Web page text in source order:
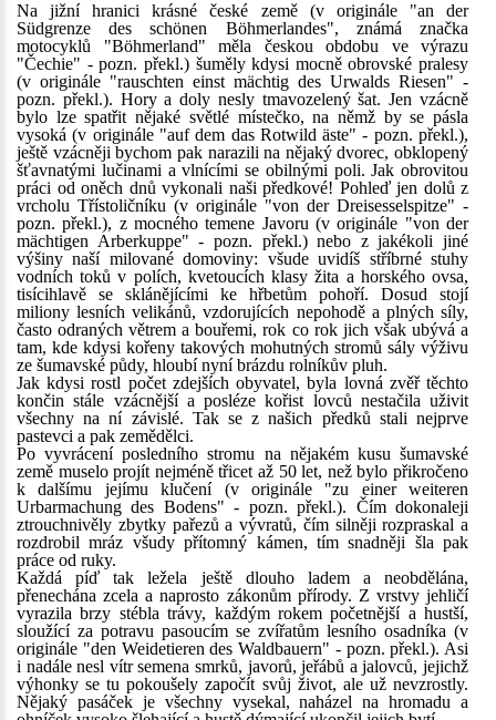
Na jižní hranici krásné české země (v originále "an der
Südgrenze des schönen Böhmerlandes", známá značka
motocyklů "Böhmerland" měla českou obdobu ve výrazu
"Čechie" - pozn. překl.) šuměly kdysi mocně obrovské pralesy
(v originále "rauschten einst mächtig des Urwalds Riesen" -
pozn. překl.). Hory a doly nesly tmavozelený šat. Jen vzácně
bylo lze spatřit nějaké světlé místečko, na němž by se pásla
vysoká (v originále "auf dem das Rotwild äste" - pozn. překl.),
ještě vzácněji bychom pak narazili na nějaký dvorec, obklopený
šťavnatými lučinami a vlnícími se obilnými poli. Jak obrovitou
práci od oněch dnů vykonali naši předkové! Pohleď jen dolů z
vrcholu Třístoličníku (v originále "von der Dreisesselspitze" -
pozn. překl.), z mocného temene Javoru (v originále "von der
mächtigen Arberkuppe" - pozn. překl.) nebo z jakékoli jiné
výšiny naší milované domoviny: všude uvidíš stříbrné stuhy
vodních toků v polích, kvetoucích klasy žita a horského ovsa,
tisícihlavě se sklánějícími ke hřbetům pohoří. Dosud stojí
miliony lesních velikánů, vzdorujících nepohodě a plných síly,
často odraných větrem a bouřemi, rok co rok jich však ubývá a
tam, kde kdysi kořeny takových mohutných stromů sály výživu
ze šumavské půdy, hloubí nyní brázdu rolníkův pluh.
Jak kdysi rostl počet zdejších obyvatel, byla lovná zvěř těchto
končin stále vzácnější a posléze kořist lovců nestačila uživit
všechny na ní závislé. Tak se z našich předků stali nejprve
pastevci a pak zemědělci.
Po vyvrácení posledního stromu na nějakém kusu šumavské
země muselo projít nejméně třicet až 50 let, než bylo přikročeno
k dalšímu jejímu klučení (v originále "zu einer weiteren
Urbarmachung des Bodens" - pozn. překl.). Čím dokonaleji
ztrouchnivěly zbytky pařezů a vývratů, čím silněji rozpraskal a
rozdrobil mráz všudy přítomný kámen, tím snadněji šla pak
práce od ruky.
Každá píď tak ležela ještě dlouho ladem a neobdělána,
přenechána zcela a naprosto zákonům přírody. Z vrstvy jehličí
vyrazila brzy stébla trávy, každým rokem početnější a hustší,
sloužící za potravu pasoucím se zvířatům lesního osadníka (v
originále "den Weidetieren des Waldbauern" - pozn. překl.). Asi
i nadále nesl vítr semena smrků, javorů, jeřábů a jalovců, jejichž
výhonky se tu pokoušely započít svůj život, ale už nevzrostly.
Nějaký pasáček je všechny vysekal, naházel na hromadu a